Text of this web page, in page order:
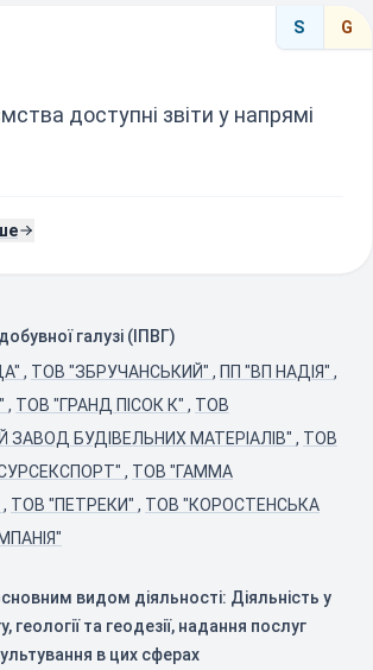
S G
доступні звіти у напрямі
галузі (ІПВГ)
, ТОВ "ЗБРУЧАНСЬКИЙ" , ПП "ВП НАДІЯ" ,
, ТОВ "ГРАНД ПІСОК К" , ТОВ
БУДІВЕЛЬНИХ МАТЕРІАЛІВ" , ТОВ
, ТОВ "ГАММА
, ТОВ "ПЕТРЕКИ" , ТОВ "КОРОСТЕНСЬКА
видом діяльності: Діяльність у
геології та геодезії, надання послуг
в цих сферах